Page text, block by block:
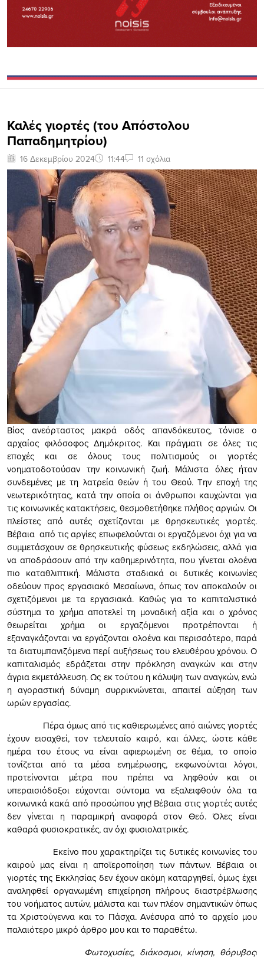
Καλές γιορτές (του Απόστολου
Παπαδημητρίου)
16 Δεκεμβρίου 2024 11:44 11 σχόλια
Βίος ανεόρταστος μακρά οδός απανδόκευτος, τόνισε ο
αρχαίος φιλόσοφος Δημόκριτος. Και πράγματι σε όλες τις
εποχές και σε όλους τους πολιτισμούς οι γιορτές
νοηματοδοτούσαν την κοινωνική ζωή. Μάλιστα όλες ήταν
συνδεμένες με τη λατρεία θεών ή του Θεού. Την εποχή της
νεωτερικότητας, κατά την οποία οι άνθρωποι καυχώνται για
τις κοινωνικές κατακτήσεις, θεσμοθετήθηκε πλήθος αργιών. Οι
πλείστες από αυτές σχετίζονται με θρησκευτικές γιορτές.
Βέβαια από τις αργίες επωφελούνται οι εργαζόμενοι όχι για να
συμμετάσχουν σε θρησκευτικής φύσεως εκδηλώσεις, αλλά για
να αποδράσουν από την καθημερινότητα, που γίνεται ολοένα
πιο καταθλιπτική. Μάλιστα σταδιακά οι δυτικές κοινωνίες
οδεύουν προς εργασιακό Μεσαίωνα, όπως τον αποκαλούν οι
σχετιζόμενοι με τα εργασιακά. Καθώς για το καπιταλιστικό
σύστημα το χρήμα αποτελεί τη μοναδική αξία και ο χρόνος
θεωρείται χρήμα οι εργαζόμενοι προτρέπονται ή
εξαναγκάζονται να εργάζονται ολοένα και περισσότερο, παρά
τα διατυμπανιζόμενα περί αυξήσεως του ελευθέρου χρόνου. Ο
καπιταλισμός εδράζεται στην πρόκληση αναγκών και στην
άγρια εκμετάλλευση. Ως εκ τούτου η κάλυψη των αναγκών, ενώ
η αγοραστική δύναμη συρρικνώνεται, απαιτεί αύξηση των
ωρών εργασίας.
Πέρα όμως από τις καθιερωμένες από αιώνες γιορτές
έχουν εισαχθεί, τον τελευταίο καιρό, και άλλες, ώστε κάθε
ημέρα του έτους να είναι αφιερωμένη σε θέμα, το οποίο
τονίζεται από τα μέσα ενημέρωσης, εκφωνούνται λόγοι,
προτείνονται μέτρα που πρέπει να ληφθούν και οι
υπεραισιόδοξοι εύχονται σύντομα να εξαλειφθούν όλα τα
κοινωνικά κακά από προσώπου γης! Βέβαια στις γιορτές αυτές
δεν γίνεται η παραμικρή αναφορά στον Θεό. Όλες είναι
καθαρά φυσιοκρατικές, αν όχι φυσιολατρικές.
Εκείνο που χαρακτηρίζει τις δυτικές κοινωνίες του
καιρού μας είναι η αποϊεροποίηση των πάντων. Βέβαια οι
γιορτές της Εκκλησίας δεν έχουν ακόμη καταργηθεί, όμως έχει
αναληφθεί οργανωμένη επιχείρηση πλήρους διαστρέβλωσης
του νοήματος αυτών, μάλιστα και των πλέον σημαντικών όπως
τα Χριστούγεννα και το Πάσχα. Ανέσυρα από το αρχείο μου
παλαιότερο μικρό άρθρο μου και το παραθέτω.
Φωτοχυσίες, διάκοσμοι, κίνηση, θόρυβος!